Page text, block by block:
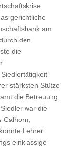
gerichtliche
am
den
die
stärksten Stütze
die Betreuung.
war die
Calhorn,
Lehrer
einklassige